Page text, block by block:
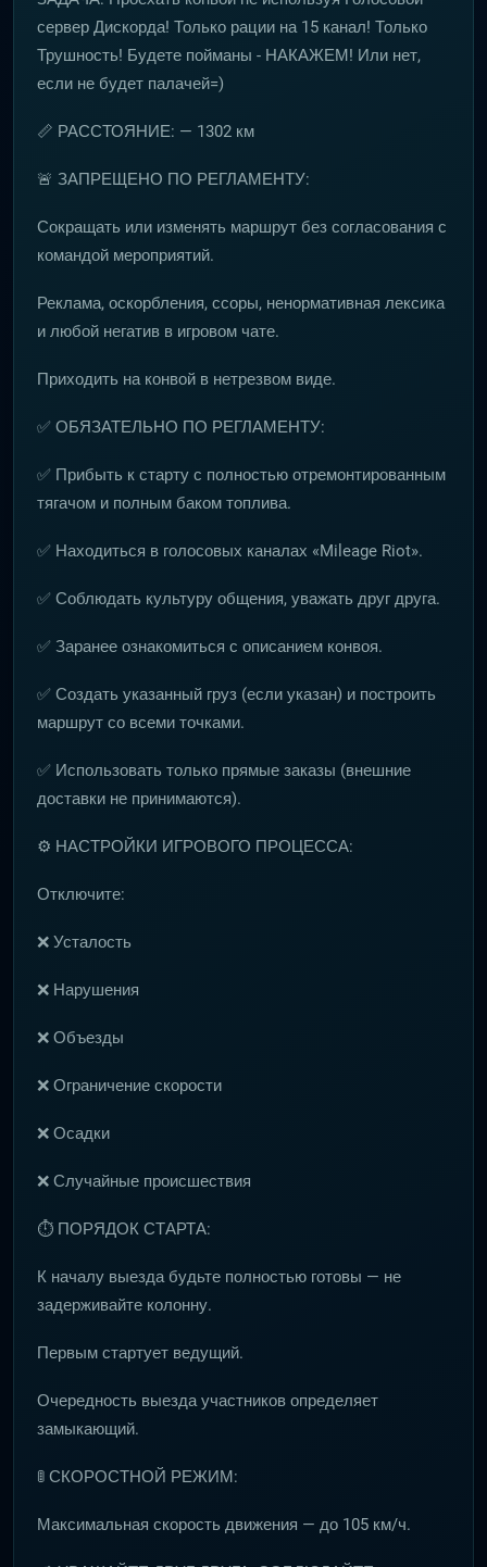
сервер Дискорда! Только рации на 15 канал! Только
Трушность! Будете пойманы - НАКАЖЕМ! Или нет,
если не будет палачей=)
📏 РАССТОЯНИЕ: — 1302 км
🚨 ЗАПРЕЩЕНО ПО РЕГЛАМЕНТУ:
Сокращать или изменять маршрут без согласования с
командой мероприятий.
Реклама, оскорбления, ссоры, ненормативная лексика
и любой негатив в игровом чате.
Приходить на конвой в нетрезвом виде.
✅ ОБЯЗАТЕЛЬНО ПО РЕГЛАМЕНТУ:
✅ Прибыть к старту с полностью отремонтированным
тягачом и полным баком топлива.
✅ Находиться в голосовых каналах «Mileage Riot».
✅ Соблюдать культуру общения, уважать друг друга.
✅ Заранее ознакомиться с описанием конвоя.
✅ Создать указанный груз (если указан) и построить
маршрут со всеми точками.
✅ Использовать только прямые заказы (внешние
доставки не принимаются).
⚙️ НАСТРОЙКИ ИГРОВОГО ПРОЦЕССА:
Отключите:
❌ Усталость
❌ Нарушения
❌ Объезды
❌ Ограничение скорости
❌ Осадки
❌ Случайные происшествия
⏱ ПОРЯДОК СТАРТА:
К началу выезда будьте полностью готовы — не
задерживайте колонну.
Первым стартует ведущий.
Очередность выезда участников определяет
замыкающий.
🚦 СКОРОСТНОЙ РЕЖИМ:
Максимальная скорость движения — до 105 км/ч.